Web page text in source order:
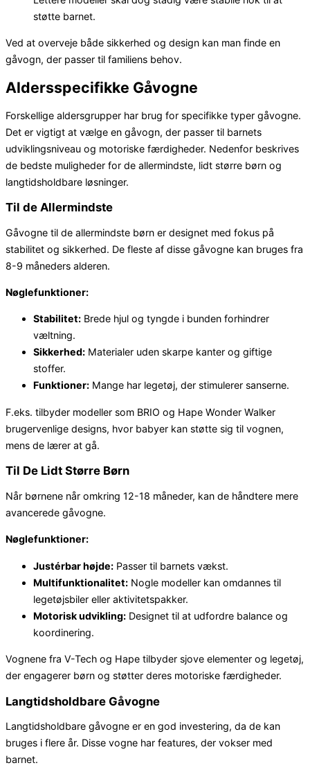
støtte barnet.
Ved at overveje både sikkerhed og design kan man finde en
gåvogn, der passer til familiens behov.
Aldersspecifikke Gåvogne
Forskellige aldersgrupper har brug for specifikke typer gåvogne.
Det er vigtigt at vælge en gåvogn, der passer til barnets
udviklingsniveau og motoriske færdigheder. Nedenfor beskrives
de bedste muligheder for de allermindste, lidt større børn og
langtidsholdbare løsninger.
Til de Allermindste
Gåvogne til de allermindste børn er designet med fokus på
stabilitet og sikkerhed. De fleste af disse gåvogne kan bruges fra
8-9 måneders alderen.
Nøglefunktioner:
Stabilitet: Brede hjul og tyngde i bunden forhindrer
væltning.
Sikkerhed: Materialer uden skarpe kanter og giftige
stoffer.
Funktioner: Mange har legetøj, der stimulerer sanserne.
F.eks. tilbyder modeller som BRIO og Hape Wonder Walker
brugervenlige designs, hvor babyer kan støtte sig til vognen,
mens de lærer at gå.
Til De Lidt Større Børn
Når børnene når omkring 12-18 måneder, kan de håndtere mere
avancerede gåvogne.
Nøglefunktioner:
Justérbar højde: Passer til barnets vækst.
Multifunktionalitet: Nogle modeller kan omdannes til
legetøjsbiler eller aktivitetspakker.
Motorisk udvikling: Designet til at udfordre balance og
koordinering.
Vognene fra V-Tech og Hape tilbyder sjove elementer og legetøj,
der engagerer børn og støtter deres motoriske færdigheder.
Langtidsholdbare Gåvogne
Langtidsholdbare gåvogne er en god investering, da de kan
bruges i flere år. Disse vogne har features, der vokser med
barnet.